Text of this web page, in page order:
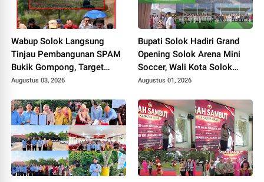
Wabup Solok Langsung
Tinjau Pembangunan SPAM
Bukik Gompong, Target
Rampung Akhir Oktober
Augustus 03, 2026
Bupati Solok Hadiri Grand
Opening Solok Arena Mini
Soccer, Wali Kota Solok
Resmikan Fasilitas Olahraga
Augustus 01, 2026